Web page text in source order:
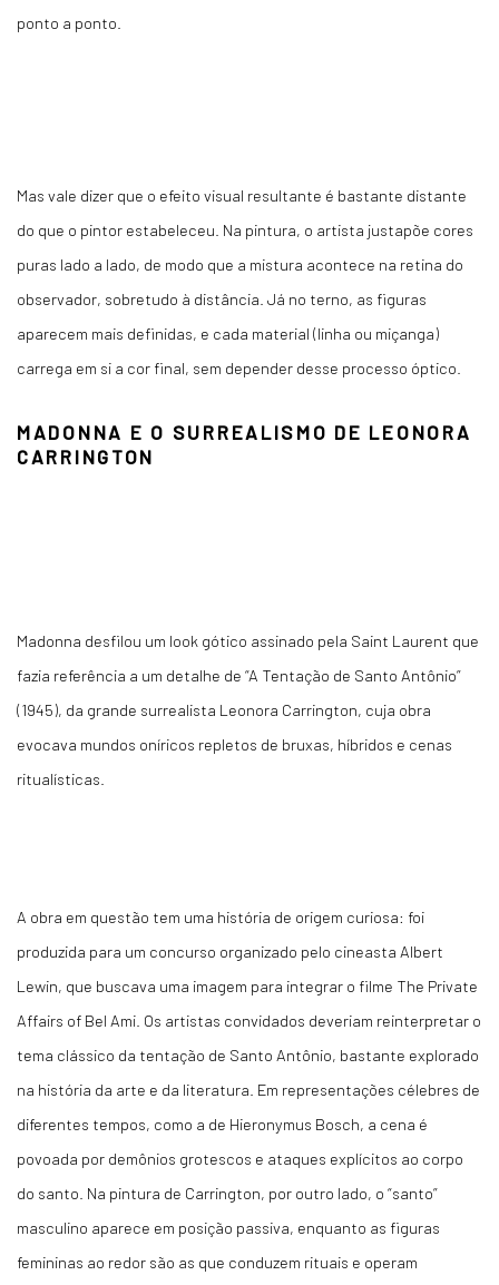
ponto a ponto.
Mas vale dizer que o efeito visual resultante é bastante distante
do que o pintor estabeleceu. Na pintura, o artista justapõe cores
puras lado a lado, de modo que a mistura acontece na retina do
observador, sobretudo à distância. Já no terno, as figuras
aparecem mais definidas, e cada material (linha ou miçanga)
carrega em si a cor final, sem depender desse processo óptico.
MADONNA E O SURREALISMO DE LEONORA
CARRINGTON
Madonna desfilou um look gótico assinado pela Saint Laurent que
fazia referência a um detalhe de “A Tentação de Santo Antônio”
(1945), da grande surrealista Leonora Carrington, cuja obra
evocava mundos oníricos repletos de bruxas, híbridos e cenas
ritualísticas.
A obra em questão tem uma história de origem curiosa: foi
produzida para um concurso organizado pelo cineasta Albert
Lewin, que buscava uma imagem para integrar o filme The Private
Affairs of Bel Ami. Os artistas convidados deveriam reinterpretar o
tema clássico da tentação de Santo Antônio, bastante explorado
na história da arte e da literatura. Em representações célebres de
diferentes tempos, como a de Hieronymus Bosch, a cena é
povoada por demônios grotescos e ataques explícitos ao corpo
do santo. Na pintura de Carrington, por outro lado, o “santo”
masculino aparece em posição passiva, enquanto as figuras
femininas ao redor são as que conduzem rituais e operam